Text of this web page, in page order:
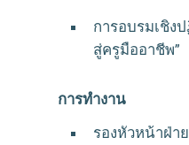
การอบรมเชิง
สู่ครูมืออาชีพ”
การทำงาน
รองหัวหน้าฝ่า